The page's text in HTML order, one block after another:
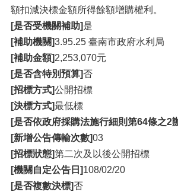
額扣減決標金額所得餘額增購權利。
[是否受機關補助]是
[補助機關]3.95.25 臺南市政府水利局
[補助金額]2,253,070元
[是否含特別預算]否
[招標方式]公開招標
[決標方式]最低標
[是否依政府採購法施行細則第64條之2
[新增公告傳輸次數]03
[招標狀態]第二次及以後公開招標
[機關自定公告日]108/02/20
[是否複數決標]否